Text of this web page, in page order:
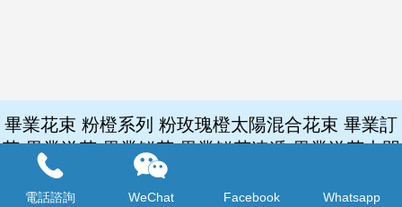
畢業花束 粉橙系列 粉玫瑰橙太陽混合花束 畢業訂
花 畢業送花 畢業鮮花 畢業鮮花速遞 畢業送花上門
服務 GD2
電話諮詢 WeChat Facebook Whatsapp